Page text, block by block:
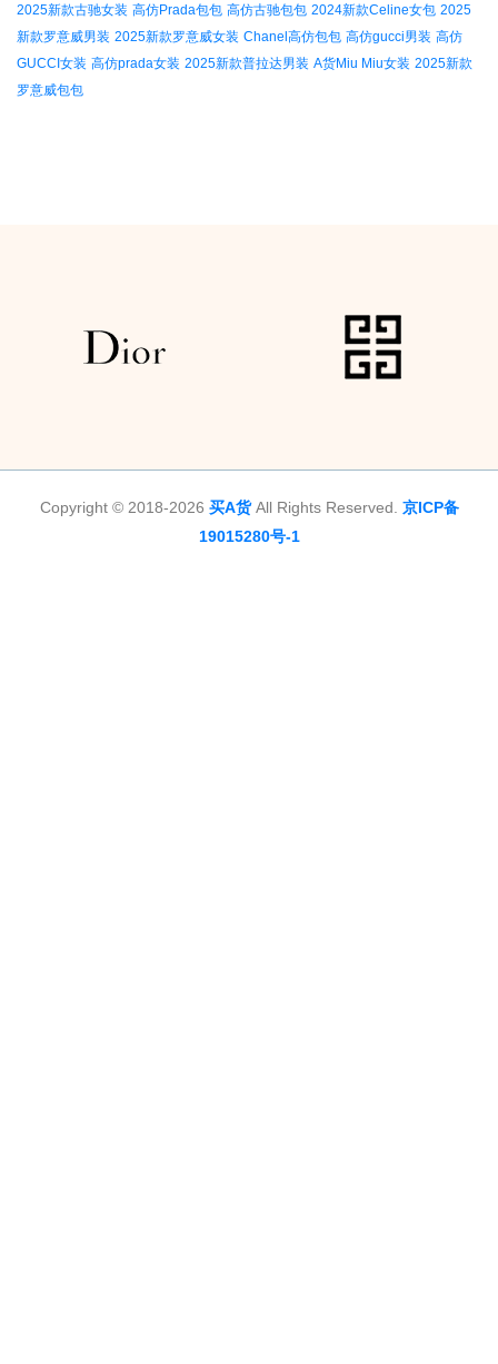
2025新款古驰女装 高仿Prada包包 高仿古驰包包 2024新款Celine女包 2025
新款罗意威男装 2025新款罗意威女装 Chanel高仿包包 高仿gucci男装 高仿
GUCCI女装 高仿prada女装 2025新款普拉达男装 A货Miu Miu女装 2025新款
罗意威包包
Copyright © 2018-2026 买A货All Rights Reserved. 京ICP备
19015280号-1